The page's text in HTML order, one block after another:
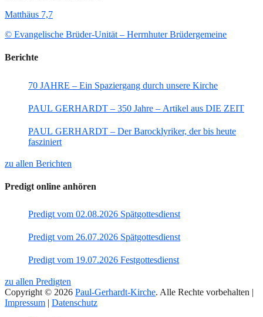
Matthäus 7,7
© Evangelische Brüder-Unität – Herrnhuter Brüdergemeine
Berichte
70 JAHRE – Ein Spaziergang durch unsere Kirche
PAUL GERHARDT – 350 Jahre – Artikel aus DIE ZEIT
PAUL GERHARDT – Der Barocklyriker, der bis heute
fasziniert
zu allen Berichten
Predigt online anhören
Predigt vom 02.08.2026 Spätgottesdienst
Predigt vom 26.07.2026 Spätgottesdienst
Predigt vom 19.07.2026 Festgottesdienst
zu allen Predigten
Copyright © 2026 Paul-Gerhardt-Kirche. Alle Rechte vorbehalten |
Impressum | Datenschutz